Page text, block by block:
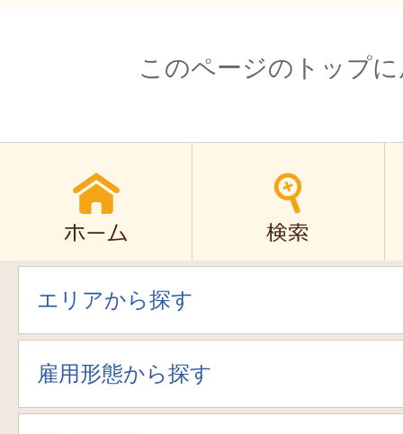
このページのトップ
エリアから探す
雇用形態から探す